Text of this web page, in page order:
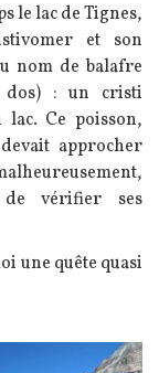
le lac de Tignes,
et son
nom de balafre
dos) : un cristi
Ce poisson,
approcher
de vérifier ses
une quête quasi